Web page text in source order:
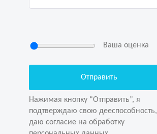
Ваша оценка
Нажимая кнопку “Отправить”, я
подтверждаю свою дееспособность,
даю согласие на обработку
Нажимая кнопку “Отправить”, я
даю согласие на обработку
персональных данных